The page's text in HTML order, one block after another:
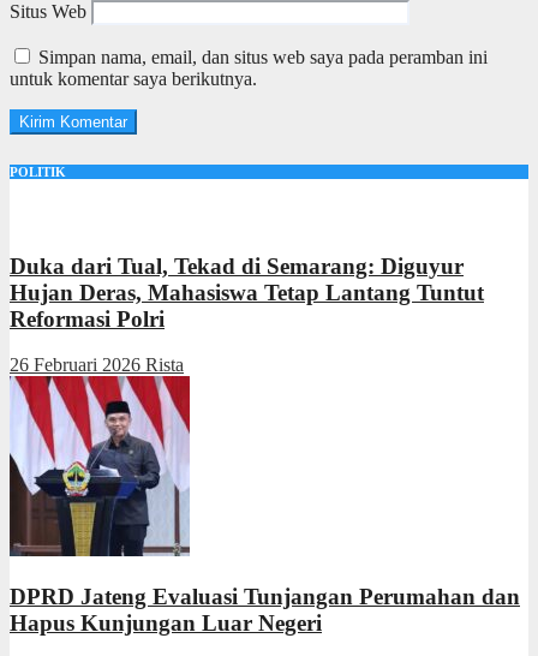
Situs Web
Simpan nama, email, dan situs web saya pada peramban ini
untuk komentar saya berikutnya.
POLITIK
Duka dari Tual, Tekad di Semarang: Diguyur
Hujan Deras, Mahasiswa Tetap Lantang Tuntut
Reformasi Polri
26 Februari 2026 Rista
DPRD Jateng Evaluasi Tunjangan Perumahan dan
Hapus Kunjungan Luar Negeri